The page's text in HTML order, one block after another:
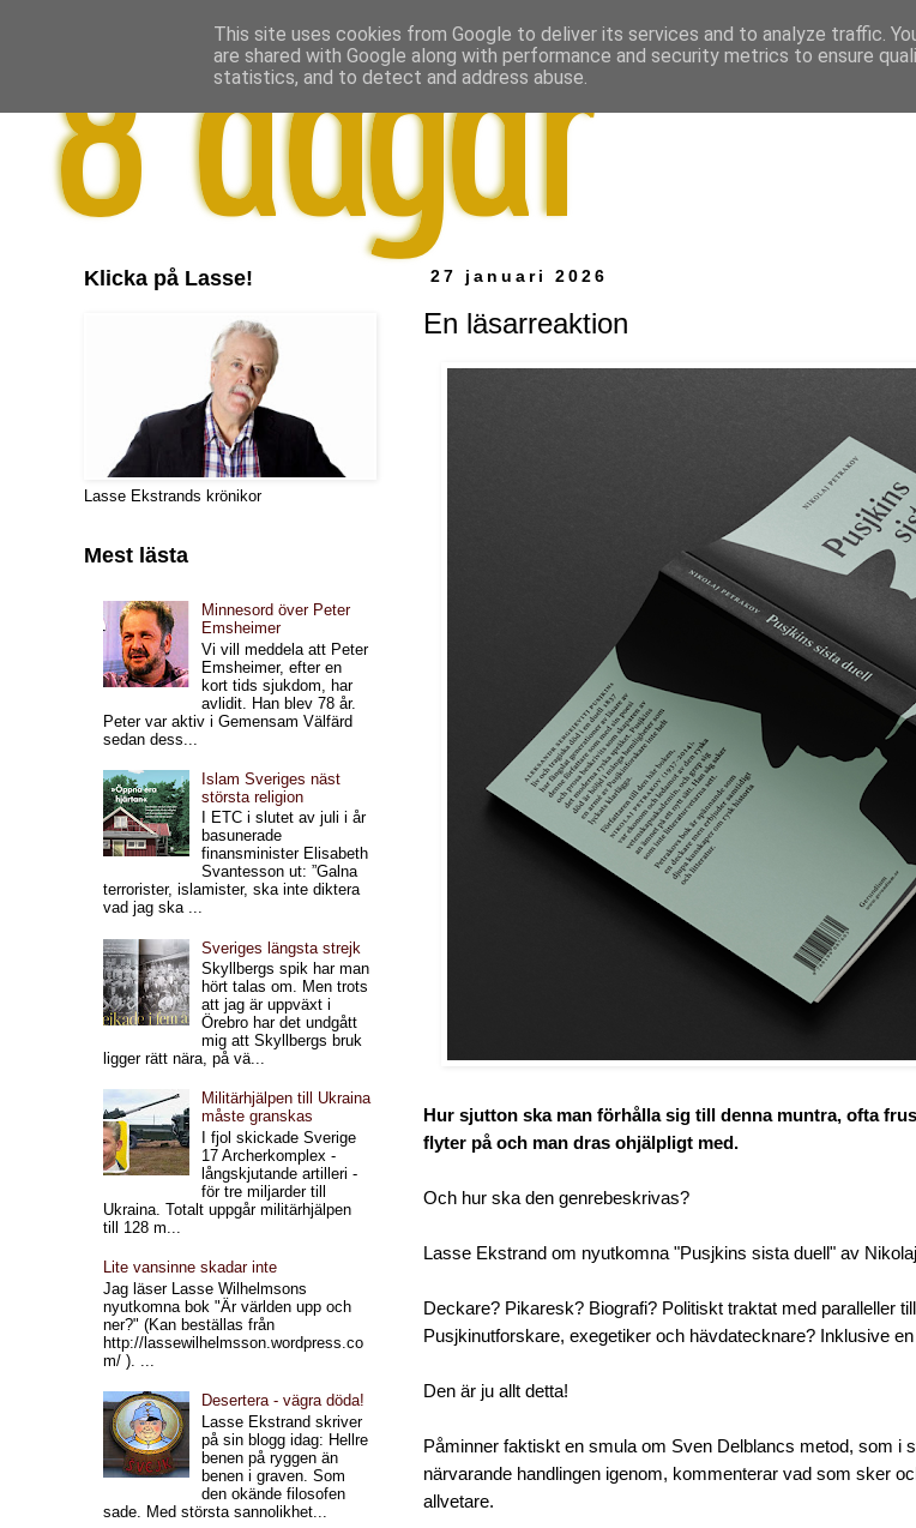
27 januari 2026
En läsarreaktion
Hur sjutton ska man förhålla sig till denna muntra, ofta
flyter på och man dras ohjälpligt med.
Och hur ska den genrebeskrivas?
Lasse Ekstrand om nyutkomna "Pusjkins sista duell" av
Deckare? Pikaresk? Biografi? Politiskt traktat med paralleller
Pusjkinutforskare, exegetiker och hävdatecknare? Inklusive
Den är ju allt detta!
Påminner faktiskt en smula om Sven Delblancs metod, som i
närvarande handlingen igenom, kommenterar vad som sker
allvetare.
Klicka på Lasse!
Lasse Ekstrands krönikor
Mest lästa
Minnesord över Peter
Emsheimer
Vi vill meddela att Peter
Emsheimer, efter en
kort tids sjukdom, har
avlidit. Han blev 78 år.
Peter var aktiv i Gemensam Välfärd
sedan dess...
Islam Sveriges näst
största religion
I ETC i slutet av juli i år
basunerade
finansminister Elisabeth
Svantesson ut: ”Galna
terrorister, islamister, ska inte diktera
vad jag ska ...
Sveriges längsta strejk
Skyllbergs spik har man
hört talas om. Men trots
att jag är uppväxt i
Örebro har det undgått
mig att Skyllbergs bruk
ligger rätt nära, på vä...
Militärhjälpen till Ukraina
måste granskas
I fjol skickade Sverige
17 Archerkomplex -
långskjutande artilleri -
för tre miljarder till
Ukraina. Totalt uppgår militärhjälpen
till 128 m...
Lite vansinne skadar inte
Jag läser Lasse Wilhelmsons
nyutkomna bok "Är världen upp och
ner?" (Kan beställas från
http://lassewilhelmsson.wordpress.co
m/ ). ...
Desertera - vägra döda!
Lasse Ekstrand skriver
på sin blogg idag: Hellre
benen på ryggen än
benen i graven. Som
den okände filosofen
sade. Med största sannolikhet...
This site uses cookies from Google to deliver its services and to analyze traffic.
are shared with Google along with performance and security metrics to ensure
statistics, and to detect and address abuse.